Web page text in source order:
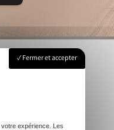
Fermer et accepter
expérience. Les